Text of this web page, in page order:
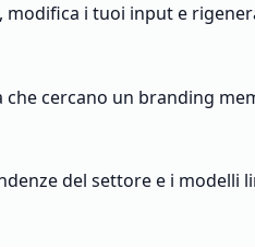
modifica i tuoi input e
cercano un branding
del settore e i modelli